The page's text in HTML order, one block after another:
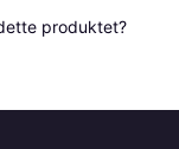
produktet?